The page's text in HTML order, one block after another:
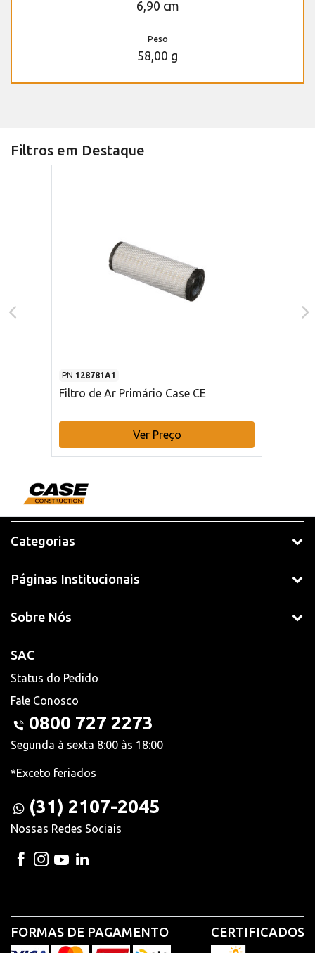
6,90 cm
Peso
58,00 g
Filtros em Destaque
PN 128781A1
Filtro de Ar Primário Case CE
Ver Preço
Categorias
Páginas Institucionais
Sobre Nós
SAC
Status do Pedido
Fale Conosco
0800 727 2273
Segunda à sexta 8:00 às 18:00
*Exceto feriados
(31) 2107-2045
Nossas Redes Sociais
FORMAS DE PAGAMENTO CERTIFICADOS